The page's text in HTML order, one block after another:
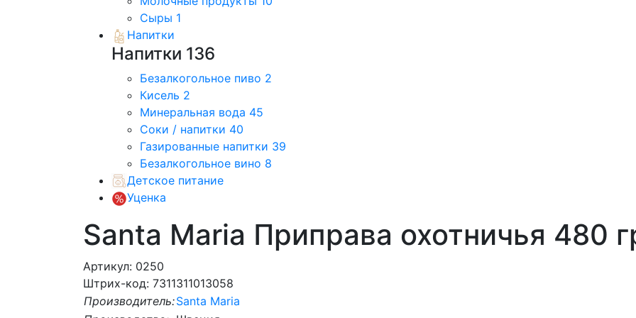
Сыры 1
Напитки
Напитки 136
Безалкогольное пиво 2
Кисель 2
Минеральная вода 45
Соки / напитки 40
Газированные напитки 39
Безалкогольное вино 8
Детское питание
Уценка
Santa Maria Приправа охотничья 480
Артикул: 0250
Штрих-код: 7311311013058
Производитель:Santa Maria